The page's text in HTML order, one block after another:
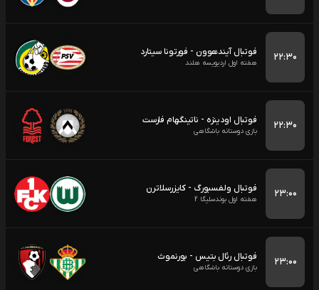
۲۲:۳۰ فوتبال آیندهوون - فورتونا سیتارد
هفته اول اردیویسه هلند
۲۲:۳۰ فوتبال اودینزه - ناتینگهام فارست
بازی دوستانه باشگاهی
۲۳:۰۰ فوتبال ولفسبورگ - کایزرسلاترن
هفته اول بوندسلیگا 2
۲۳:۰۰ فوتبال رئال بتیس - بورنموث
بازی دوستانه باشگاهی